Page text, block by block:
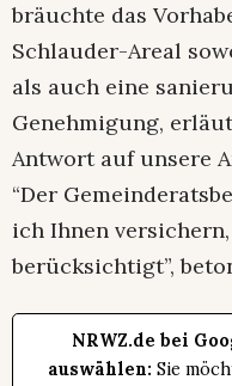
bräuchte das
Schlauder-Areal
als auch eine
Genehmigung,
Antwort auf unsere
“Der
ich Ihnen
berücksichtigt”,
NRWZ.de bei
auswählen: Sie